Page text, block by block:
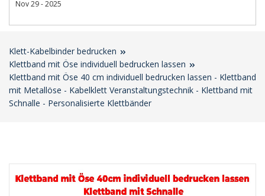
Nov 29 - 2025
Klett-Kabelbinder bedrucken
Klettband mit Öse individuell bedrucken lassen
Klettband mit Öse 40 cm individuell bedrucken lassen - Klettband
mit Metallöse - Kabelklett Veranstaltungstechnik - Klettband mit
Schnalle - Personalisierte Klettbänder